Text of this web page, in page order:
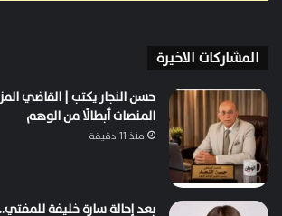
المشاركات الاخيرة
حسن النجار يكتب | القاضي
المنصات أبطالًا من الوهم
منذ 11 دقيقة